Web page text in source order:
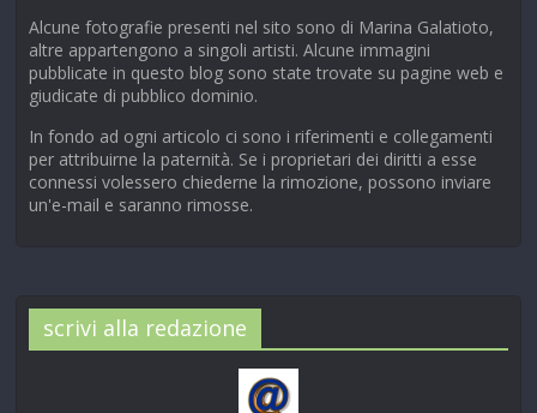
Alcune fotografie presenti nel sito sono di Marina Galatioto,
altre appartengono a singoli artisti. Alcune immagini
pubblicate in questo blog sono state trovate su pagine web e
giudicate di pubblico dominio.
In fondo ad ogni articolo ci sono i riferimenti e collegamenti
per attribuirne la paternità. Se i proprietari dei diritti a esse
connessi volessero chiederne la rimozione, possono inviare
un'e-mail e saranno rimosse.
scrivi alla redazione